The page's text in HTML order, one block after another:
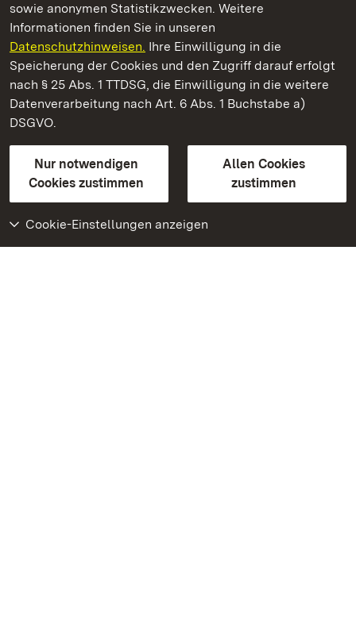
sowie anonymen Statistikzwecken. Weitere
Informationen finden Sie in unseren
Datenschutzhinweisen. Ihre Einwilligung in die
Speicherung der Cookies und den Zugriff darauf erfolgt
nach § 25 Abs. 1 TTDSG, die Einwilligung in die weitere
Datenverarbeitung nach Art. 6 Abs. 1 Buchstabe a)
DSGVO.
Nur notwendigen
Cookies zustimmen
Allen Cookies
zustimmen
Cookie-Einstellungen anzeigen
Kloster Wiblingen
Staatliche Schlösser und Gärten Baden-Württemberg
Kontakt
GebärdenspracheLeichte Sprache
Erklärung zur Barrierefreiheit
BITV-konform (geprüfte Seiten)
Weiteres